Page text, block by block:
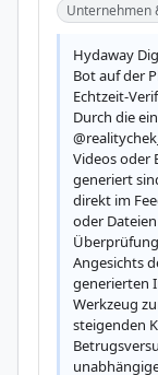
Unternehmen
Hydaway
Bot auf der
Echtzeit-
Durch die
Videos oder
generiert
direkt im
oder
Angesichts
generierten
Werkzeug
steigenden